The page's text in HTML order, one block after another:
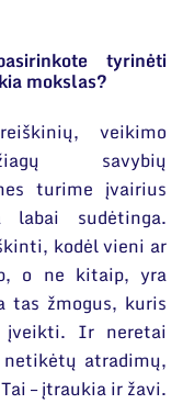
tyrinėti
mokslas?
veikimo
savybių
turime įvairius
sudėtinga.
kodėl vieni ar
o ne kitaip, yra
tas žmogus, kuris
įveikti. Ir neretai
atradimų,
– įtraukia ir žavi.